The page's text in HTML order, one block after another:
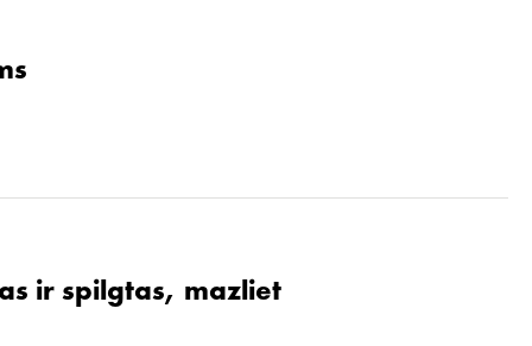
ir spilgtas, mazliet